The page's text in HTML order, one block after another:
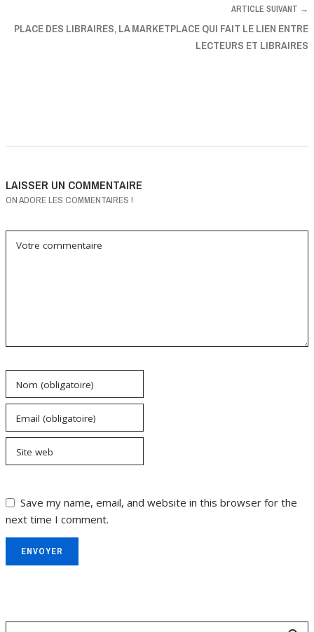
ARTICLE SUIVANT →
PLACE DES LIBRAIRES, LA MARKETPLACE QUI FAIT LE LIEN ENTRE
LECTEURS ET LIBRAIRES
LAISSER UN COMMENTAIRE
ON ADORE LES COMMENTAIRES !
Votre commentaire
Nom (obligatoire)
Email (obligatoire)
Site web
Save my name, email, and website in this browser for the
next time I comment.
ENVOYER